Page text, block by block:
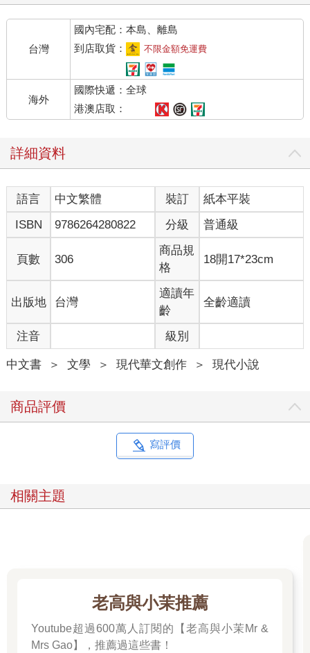
別為廣成子、赤精子、清虛道德真君、太乙真人、玉鼎真人、靈
寶大法師、黃龍真人、普賢真人、慈航道人、懼留孫、道行天
尊、文殊廣法天尊。元始天尊又新收了兩位來自人間的弟子姜子
牙和申公豹，他們因為仰慕天尊而入道。他們按位次坐在了十二
金仙的後面，以姜子牙為師兄，申公豹為師弟。
元始天尊睜開眼，面對眾弟子，道：「看來殷商氣數就要盡
了，你們誰下凡去助周滅商啊？」
廣成子主動請命道：「師尊，弟子願往。」
其他金仙紛紛請願。
元始天尊搖了搖頭，道：「人間的事情還是由人去管吧，汝
等大羅金仙不便干涉人間之事，三界自有其秩序，盛衰興亡皆是
申公豹主動請纓，道：「師尊，弟子願為師尊分憂，弟子來
元始天尊仍然擺了擺頭，道：「此人代表天庭，替天行道，
必定公道持正，心懷慈悲之心，否則無法完成為師交代的使命。
公豹，你做事過於急躁，身上殺氣未除，為師擔心你下去後生靈
塗炭。子牙，你來我玉虛宮修煉數十年，可願下界為我分憂？」
申公豹見自己被拒絕，恨得咬牙切齒。諸仙皆感十分詫異。
低微，恐難當大任啊，請師尊收回成命。」
謀，深諳識人之道，由你下界再合適不過。」天尊道。
業功成，鑄造封神臺，按《封神榜》逐一封神，子牙接旨。」
台灣
國內宅配：本島、離島
到店取貨：
不限金額免運費
海外
國際快遞：全球
港澳店取：
詳細資料
語言 中文繁體 裝訂
紙本平裝
ISBN
9786264280822 分級 普通級
頁數 306
商品規
格
18開17*23cm
出版地 台灣
適讀年
齡
全齡適讀
注音 級別
中文書 ＞ 文學 ＞ 現代華文創作 ＞ 現代小說
商品評價
寫評價
相關主題
老高與小茉推薦
Youtube超過600萬人訂閱的【老高與小茉Mr &
Mrs Gao】，推薦過這些書！